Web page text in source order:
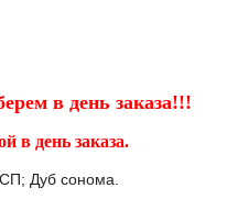
в день заказа!!!
в день заказа.
Дуб сонома.